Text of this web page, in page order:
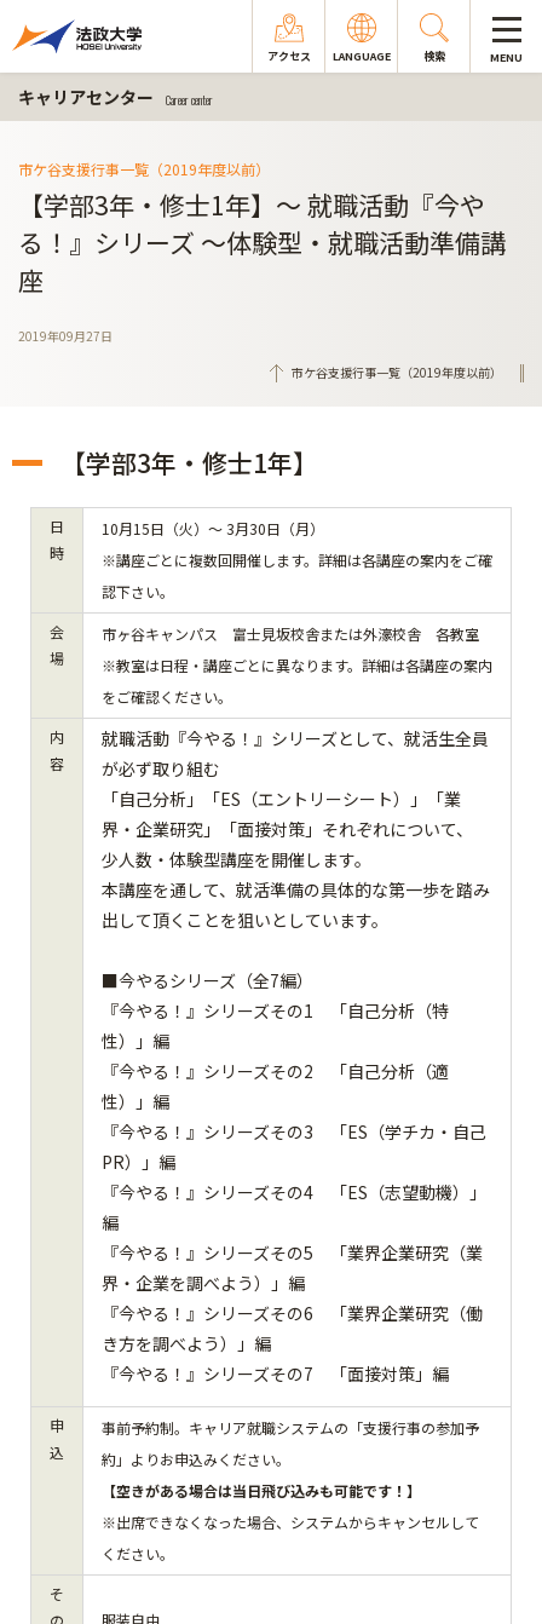
アクセス LANGUAGE 検索 MENU
キャリアセンター Career center
市ケ谷支援行事一覧（2019年度以前）
【学部3年・修士1年】～ 就職活動『今や
る！』シリーズ ～体験型・就職活動準備講
座
2019年09月27日
市ケ谷支援行事一覧（2019年度以前）
【学部3年・修士1年】
日
時
10月15日（火）～ 3月30日（月）
※講座ごとに複数回開催します。詳細は各講座の案内をご確
認下さい。
会
場
市ヶ谷キャンパス 富士見坂校舎または外濠校舎 各教室
※教室は日程・講座ごとに異なります。詳細は各講座の案内
をご確認ください。
内
容
就職活動『今やる！』シリーズとして、就活生全員
が必ず取り組む
「自己分析」「ES（エントリーシート）」「業
界・企業研究」「面接対策」それぞれについて、
少人数・体験型講座を開催します。
本講座を通して、就活準備の具体的な第一歩を踏み
出して頂くことを狙いとしています。
■今やるシリーズ（全7編）
『今やる！』シリーズその1 「自己分析（特
性）」編
『今やる！』シリーズその2 「自己分析（適
性）」編
『今やる！』シリーズその3 「ES（学チカ・自己
PR）」編
『今やる！』シリーズその4 「ES（志望動機）」
編
『今やる！』シリーズその5 「業界企業研究（業
界・企業を調べよう）」編
『今やる！』シリーズその6 「業界企業研究（働
き方を調べよう）」編
『今やる！』シリーズその7 「面接対策」編
申
込
事前予約制。キャリア就職システムの「支援行事の参加予
約」よりお申込みください。
【空きがある場合は当日飛び込みも可能です！】
※出席できなくなった場合、システムからキャンセルして
ください。
そ
の
服装自由